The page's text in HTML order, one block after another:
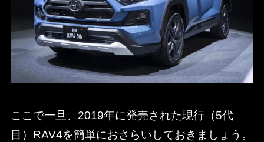
ここで一旦、2019年に発売された現行（5代
目）RAV4を簡単におさらいしておきましょう。